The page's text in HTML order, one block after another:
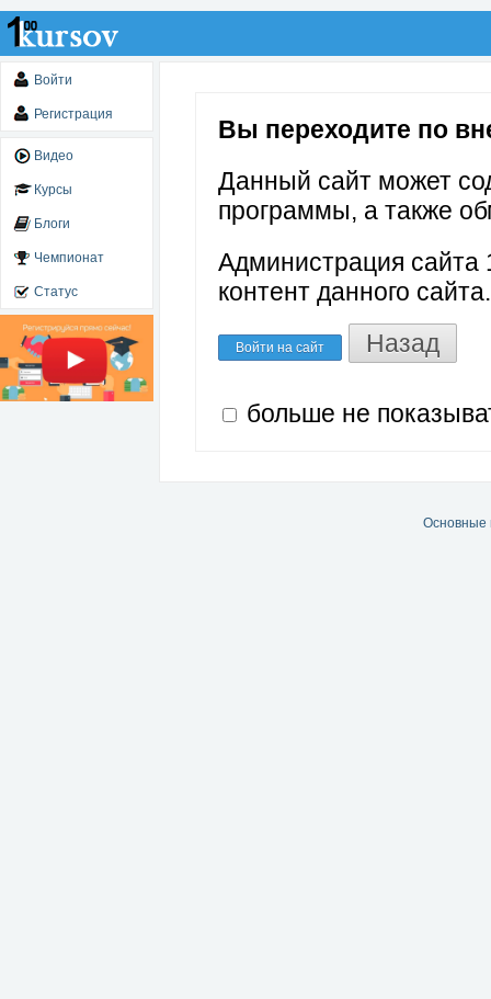
Войти
Регистрация
Видео
Курсы
Блоги
Чемпионат
Статус
Вы переходите по
Данный сайт может
программы, а также
Администрация сайта
контент данного сайта.
Войти на сайт Назад
больше не
Основные